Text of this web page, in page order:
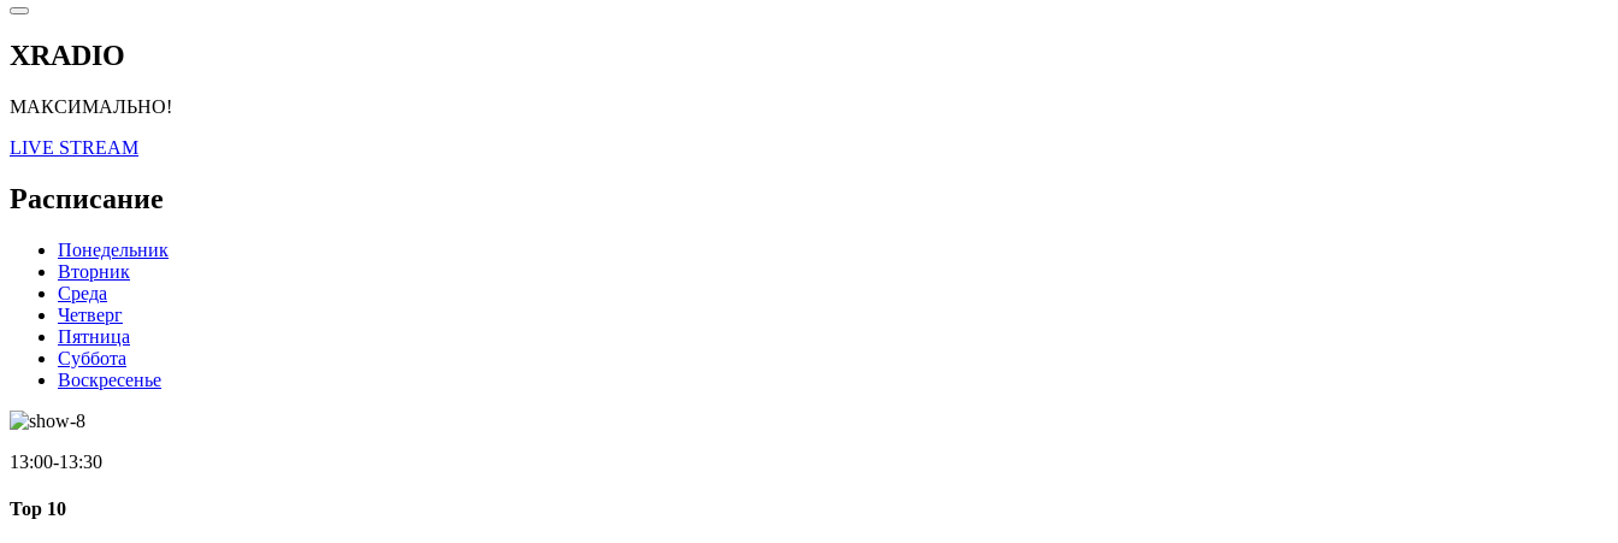
XRADIO
МАКСИМАЛЬНО!
LIVE STREAM
Расписание
Понедельник
Вторник
Среда
Четверг
Пятница
Суббота
Воскресенье
13:00-13:30
Top 10